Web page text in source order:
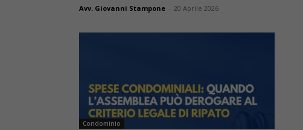
Avv. Giovanni Stampone 20 Aprile 2026
Condominio